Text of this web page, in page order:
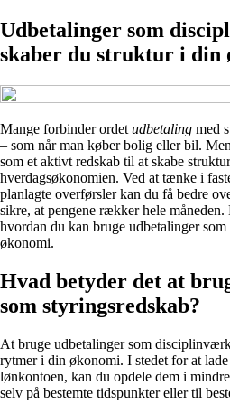
Udbetalinger som
skaber du struktur i din
Mange forbinder ordet udbetaling med
– som når man køber bolig eller bil.
som et aktivt redskab til at skabe
hverdagsøkonomien. Ved at tænke i
planlagte overførsler kan du få bedre
sikre, at pengene rækker hele
hvordan du kan bruge udbetalinger
økonomi.
Hvad betyder det at
som styringsredskab?
At bruge udbetalinger som
rytmer i din økonomi. I stedet for at
lønkontoen, kan du opdele dem i
selv på bestemte tidspunkter eller til